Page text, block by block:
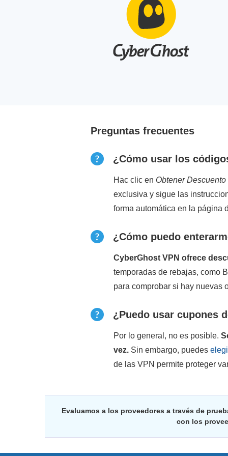
Preguntas frecuentes
¿Cómo usar los
Hac clic en Obtener Descuento
exclusiva y sigue las
forma automática en la página
¿Cómo puedo
CyberGhost VPN ofrece
temporadas de rebajas, como
para comprobar si hay nuevas
¿Puedo usar cupones
Por lo general, no es posible.
vez. Sin embargo, puedes
de las VPN permite proteger
Evaluamos a los proveedores a través de
con los